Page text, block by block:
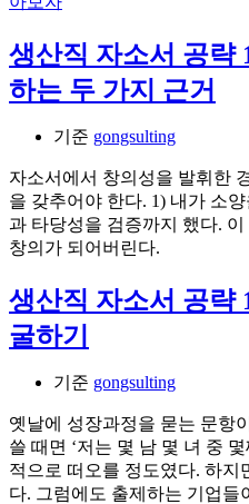
생산직 자소서 공략
하는 두 가지 근거
기준 gongsulting
자소서에서 창의성을 발휘한
을 갖추어야 한다. 1) 내가 소
과 타당성을 검증까지 했다.
창의가 되어버린다.
생산직 자소서 공략
굴하기
기준 gongsulting
옛날에 성장과정을 묻는 문항
쓸 때면 ‘저는 몇 남 몇 녀 중
적으로 떠오를 정도였다. 하지
다. 그럼에도 출제하는 기업들